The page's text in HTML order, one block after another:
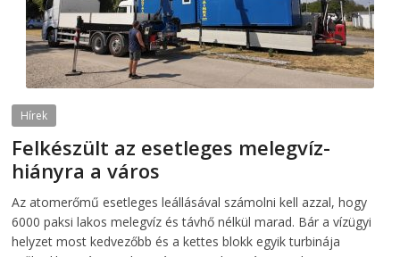
Hírek
Felkészült az esetleges melegvíz-
hiányra a város
Az atomerőmű esetleges leállásával számolni kell azzal, hogy
6000 paksi lakos melegvíz és távhő nélkül marad. Bár a vízügyi
helyzet most kedvezőbb és a kettes blokk egyik turbinája